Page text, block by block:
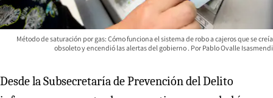
Método de saturación por gas: Cómo funciona el sistema de robo a cajeros que se creía
obsoleto y encendió las alertas del gobierno
Pablo Ovalle Isasmendi
Desde la Subsecretaría de Prevención del Delito